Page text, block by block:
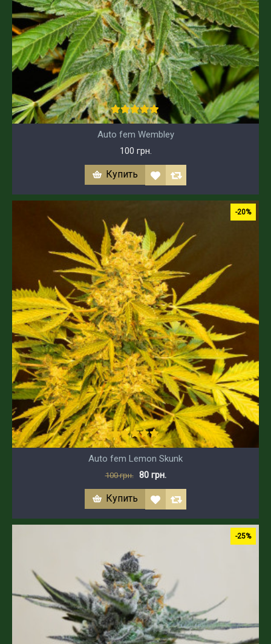
Auto fem Wembley
100 грн.
Купить
-20%
Auto fem Lemon Skunk
100 грн. 80 грн.
Купить
-25%